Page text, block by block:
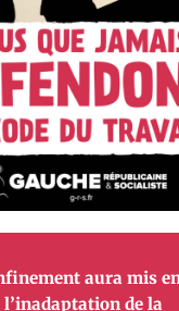
aura mis
l’inadaptation de la